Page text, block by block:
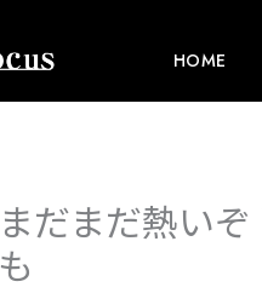
HOME
まだまだ熱い
も